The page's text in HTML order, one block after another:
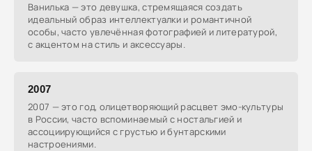
Ванилька — это девушка, стремящаяся создать
идеальный образ интеллектуалки и романтичной
особы, часто увлечённая фотографией и литературой,
с акцентом на стиль и аксессуары.
2007
2007 — это год, олицетворяющий расцвет эмо-культуры
в России, часто вспоминаемый с ностальгией и
ассоциирующийся с грустью и бунтарскими
настроениями.